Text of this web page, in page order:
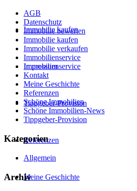
Immobilie kaufen
Immobilienservice
Tippgeber-Provision
Referenzen
Meine Geschichte
AGB
Datenschutz
Immobilie bewerten
Immobilie kaufen
Immobilie verkaufen
Immobilienservice
Impressum
Kontakt
Meine Geschichte
Referenzen
Schöne Immobilien
Schöne Immobilien-News
Tippgeber-Provision
Kategorien
Allgemein
Archiv